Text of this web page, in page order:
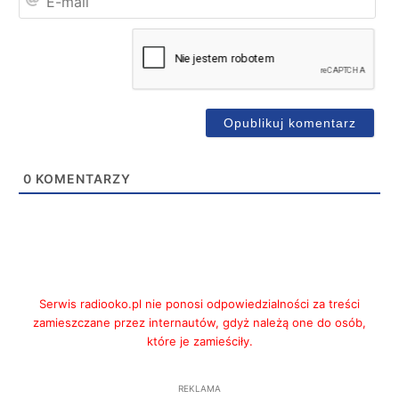
0 KOMENTARZY
Serwis radiooko.pl nie ponosi odpowiedzialności za treści
zamieszczane przez internautów, gdyż należą one do osób,
które je zamieściły.
REKLAMA